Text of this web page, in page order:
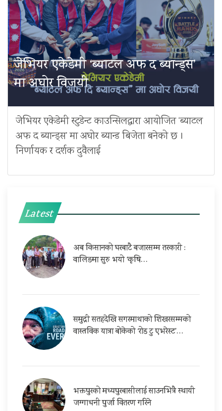
जेभियर एकेडेमी ‘ब्याटल अफ द ब्यान्ड्स’
मा अघोर विजयी
जेभियर एकेडेमी स्टुडेन्ट काउन्सिलद्वारा आयोजित ‘ब्याटल
अफ द ब्यान्ड्स’ मा अघोर ब्यान्ड बिजेता बनेको छ ।
निर्णायक र दर्शक दुवैलाई
Latest
अब किसानको घरबाटै बजारसम्म तरकारी :
वालिङमा सुरु भयो ‘कृषि…
समुद्री सतहदेखि सगरमाथाको शिखरसम्मको
वास्तविक यात्रा बोकेको ‘रोड टु एभरेस्ट’…
भक्तपुरको मध्यपुरबासीलाई साउनभित्रै स्थायी
जग्गाधनी पुर्जा वितरण गरिने